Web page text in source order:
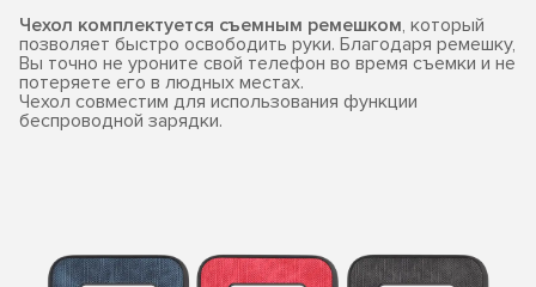
Чехол комплектуется съемным ремешком, который
позволяет быстро освободить руки. Благодаря ремешку,
Вы точно не уроните свой телефон во время съемки и не
потеряете его в людных местах.
Чехол совместим для использования функции
беспроводной зарядки.